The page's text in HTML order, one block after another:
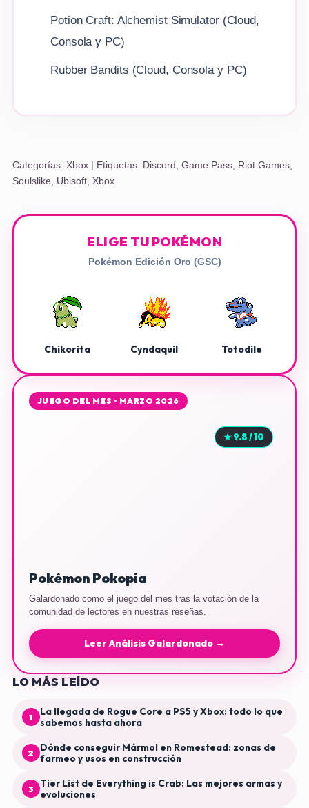
Potion Craft: Alchemist Simulator (Cloud,
Consola y PC)
Rubber Bandits (Cloud, Consola y PC)
Categorías: Xbox| Etiquetas: Discord Game Pass, Riot Games,
Soulslike
Ubisoft, Xbox
ELIGE TU POKÉMON
Pokémon Edición Oro (GSC)
Chikorita Cyndaquil Totodile
JUEGO DEL MES • MARZO 2026
★ 9.8 / 10
Pokémon Pokopia
Galardonado como el juego del mes tras la votación de la
comunidad de lectores en nuestras reseñas.
Leer Análisis Galardonado →
LO MÁS LEÍDO
1
La llegada de Rogue Core a PS5 y Xbox: todo lo que
sabemos hasta ahora
2
Dónde conseguir Mármol en Romestead: zonas de
farmeo y usos en construcción
3
Tier List de Everything is Crab: Las mejores armas y
evoluciones